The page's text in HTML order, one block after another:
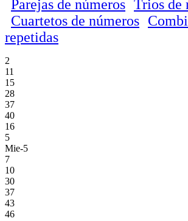
Parejas de números Trios de
Cuartetos de números
repetidas
2
11
15
28
37
40
16
5
Mie-5
7
10
30
37
43
46